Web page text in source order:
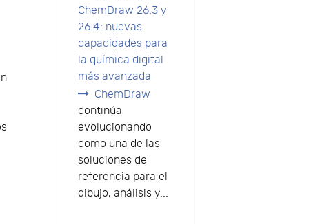
ChemDraw 26.3 y
26.4: nuevas
capacidades para
la química digital
más avanzada
ChemDraw
continúa
evolucionando
como una de las
soluciones de
referencia para el
dibujo, análisis y...